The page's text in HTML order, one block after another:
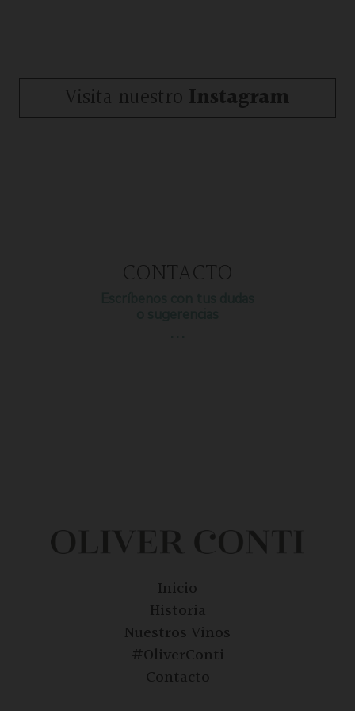
Visita nuestro Instagram
CONTACTO
Inicio
Historia
Nuestros Vinos
#OliverConti
Contacto